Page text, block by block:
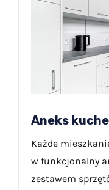
Aneks
Każde
w funkcjonalny
zestawem